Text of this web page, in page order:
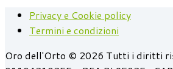
Privacy e Cookie policy
Termini e condizioni
Oro dell'Orto © 2026 Tutti i diritti